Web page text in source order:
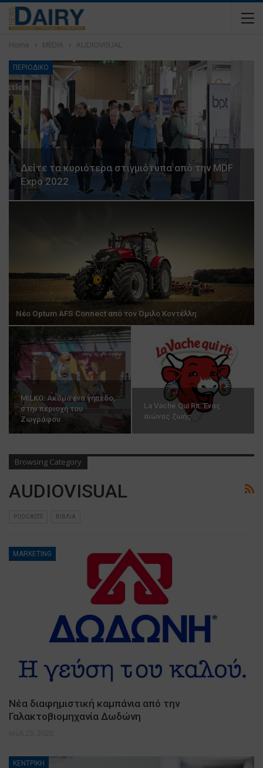
Home MEDIA AUDIOVISUAL
ΠΕΡΙΟΔΙΚΟ
Δείτε τα κυριότερα στιγμιότυπα από την MDF
Expo 2022
Νέο Optum AFS Connect από τον Όμιλο Κοντέλλη
MILKO: Ακόμα ένα γήπεδο,
στην περιοχή του
Ζωγράφου
La Vache Qui Rit: Ένας
αιώνας ζωής
Browsing Category
AUDIOVISUAL
PODCASTS ΒΙΒΛΙΑ
MARKETING
Νέα διαφημιστική καμπάνια από την
Γαλακτοβιομηχανία Δωδώνη
Ιούλ 23, 2020
ΚΕΝΤΡΙΚΗ